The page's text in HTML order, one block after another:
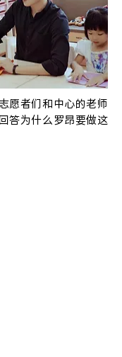
愿者们和中心的老师
答为什么罗昂要做这